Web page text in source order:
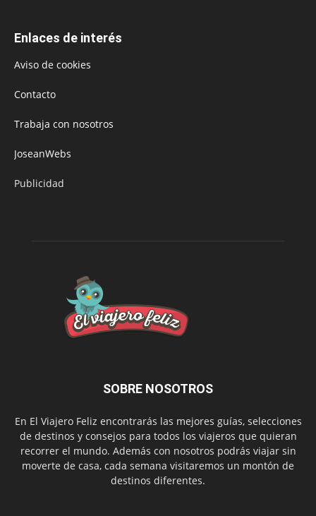
Enlaces de interés
Aviso de cookies
Contacto
Trabaja con nosotros
JoseanWebs
Publicidad
SOBRE NOSOTROS
En El Viajero Feliz encontrarás las mejores guías, selecciones
de destinos y consejos para todos los viajeros que quieran
recorrer el mundo. Además con nosotros podrás viajar sin
moverte de casa, cada semana visitaremos un montón de
destinos diferentes.